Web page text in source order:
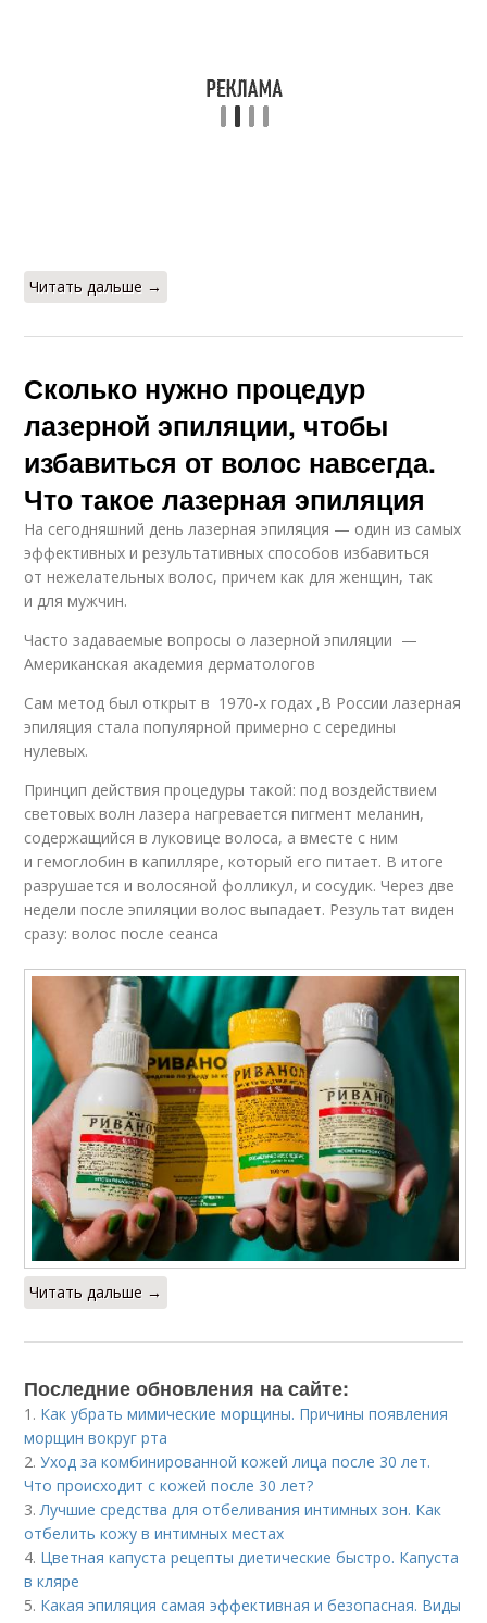
Читать дальше →
Сколько нужно процедур
лазерной эпиляции, чтобы
избавиться от волос навсегда.
Что такое лазерная эпиляция
На сегодняшний день лазерная эпиляция — один из самых
эффективных и результативных способов избавиться
от нежелательных волос, причем как для женщин, так
и для мужчин.
Часто задаваемые вопросы о лазерной эпиляции —
Американская академия дерматологов
Сам метод был открыт в 1970-х годах ,В России лазерная
эпиляция стала популярной примерно с середины
нулевых.
Принцип действия процедуры такой: под воздействием
световых волн лазера нагревается пигмент меланин,
содержащийся в луковице волоса, а вместе с ним
и гемоглобин в капилляре, который его питает. В итоге
разрушается и волосяной фолликул, и сосудик. Через две
недели после эпиляции волос выпадает. Результат виден
сразу: волос после сеанса
Читать дальше →
Последние обновления на сайте:
1. Как убрать мимические морщины. Причины появления
морщин вокруг рта
2.Уход за комбинированной кожей лица после 30 лет.
Что происходит с кожей после 30 лет?
3.Лучшие средства для отбеливания интимных зон. Как
отбелить кожу в интимных местах
4. Цветная капуста рецепты диетические быстро. Капуста
в кляре
5. Какая эпиляция самая эффективная и безопасная. Виды